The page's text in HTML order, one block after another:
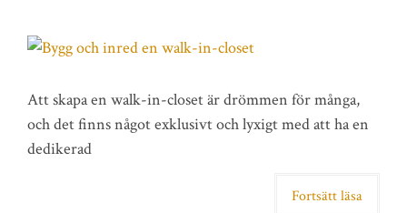
Att skapa en walk-in-closet är drömmen för många,
och det finns något exklusivt och lyxigt med att ha en
dedikerad
Fortsätt läsa